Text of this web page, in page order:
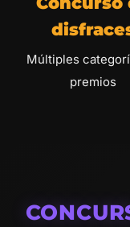
Múltiples
premios